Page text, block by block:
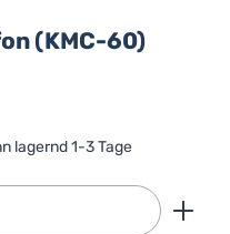
(KMC-60)
lagernd 1-3 Tage
Wert ein